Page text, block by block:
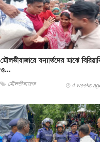
মৌলভীবাজারে বন্যার্তদের মাঝে বিরিয়ানি
ও...
মৌলভীবাজার 4 weeks ago